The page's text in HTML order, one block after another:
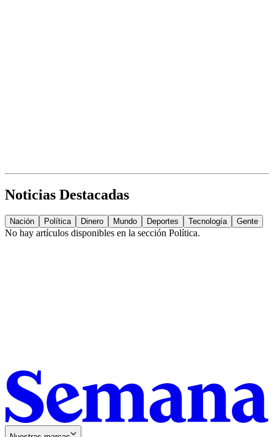
Noticias Destacadas
Nación Política Dinero Mundo Deportes Tecnología Gente
No hay artículos disponibles en la sección Política.